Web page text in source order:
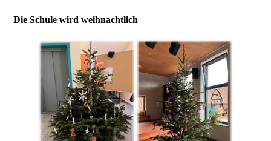
Die Schule wird weihnachtlich